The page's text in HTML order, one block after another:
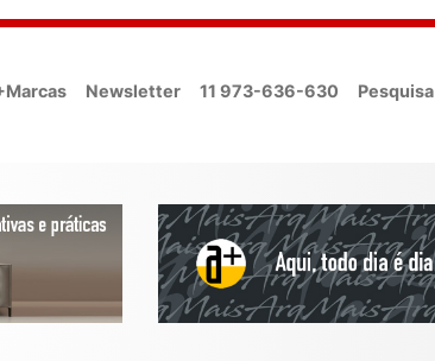
Newsletter 11 973-636-630 Pesquisa